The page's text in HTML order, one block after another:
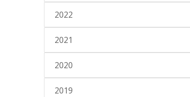
2022
2021
2020
2019